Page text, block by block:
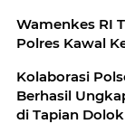
Wamenkes RI
Polres Kawal
Kolaborasi
Berhasil
di Tapian Dolok